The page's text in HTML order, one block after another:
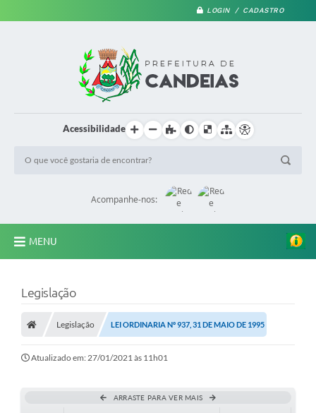
LOGIN / CADASTRO
Acessibilidade
Acompanhe-nos:
MENU
A Prefeitura
Diário Oficial
TRANSPARÊNCIA
Contato
Legislação
Legislação LEI ORDINARIA Nº 937, 31 DE MAIO DE 1995
Atualizado em: 27/01/2021 às 11h01
ARRASTE PARA VER MAIS